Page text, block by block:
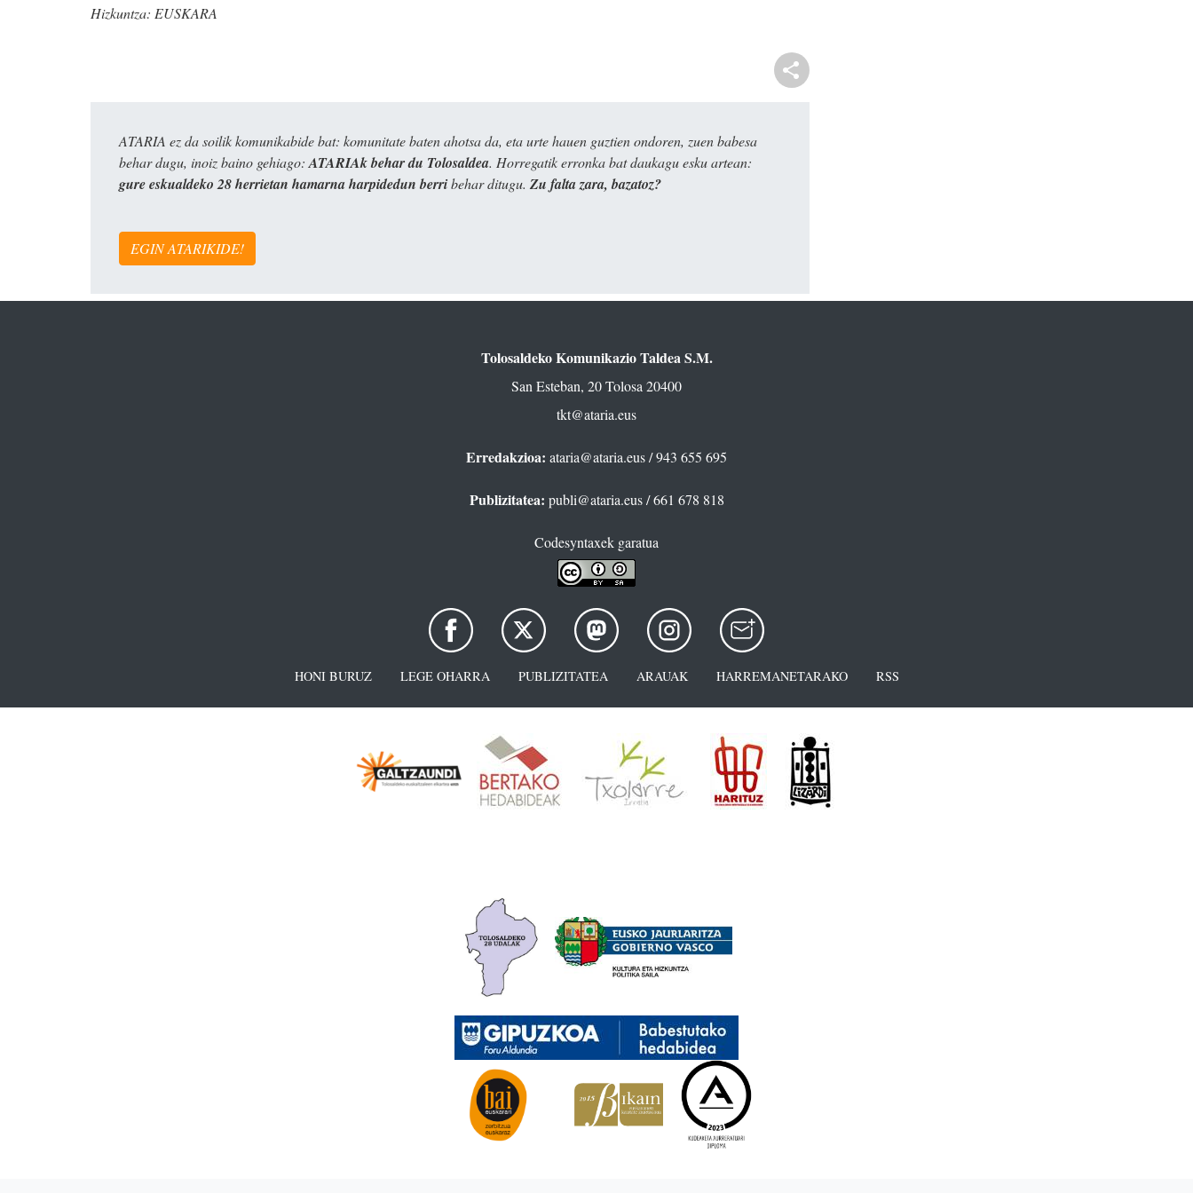
Hizkuntza: EUSKARA
ATARIA ez da soilik komunikabide bat: komunitate baten ahotsa da, eta urte hauen guztien ondoren, zuen babesa
behar dugu, inoiz baino gehiago:ATARIAk behar du Tolosaldea. Horregatik erronka bat daukagu esku artean:
gure eskualdeko 28 herrietan hamarna harpidedun berribehar ditugu. Zu falta zara, bazatoz?
EGIN ATARIKIDE!
Tolosaldeko Komunikazio Taldea S.M.
San Esteban, 20 Tolosa 20400
tkt@ataria.eus
Erredakzioa: ataria@ataria.eus/ 943 655 695
Publizitatea: publi@ataria.eus/ 661 678 818
Codesyntaxek garatua
HONI BURUZ LEGE OHARRA PUBLIZITATEA ARAUAK HARREMANETARAKO RSS